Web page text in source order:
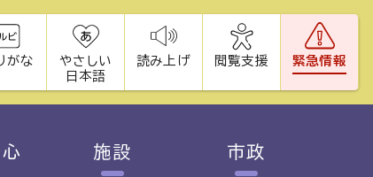
がな
やさしい
日本語
読み上げ 閲覧支援 緊急情報
施設 市政